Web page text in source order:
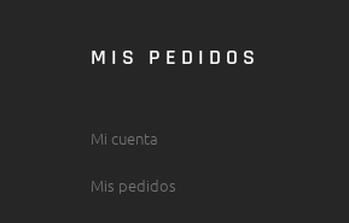
MIS PEDIDOS
Mi cuenta
Mis pedidos